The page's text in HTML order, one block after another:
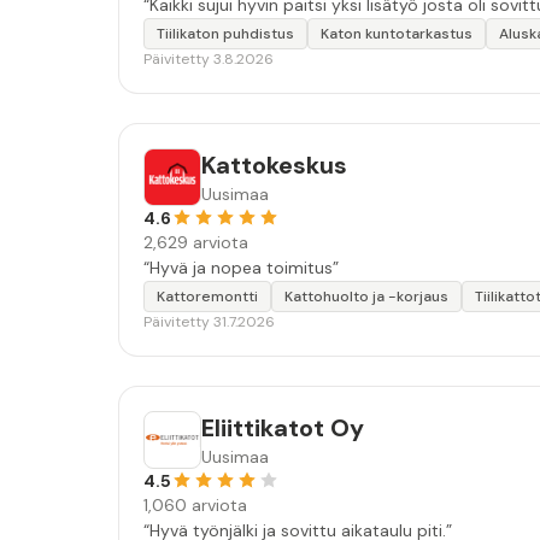
“Kaikki sujui hyvin paitsi yksi lisätyö josta oli
Tiilikaton puhdistus Katon kuntotarkastus
Päivitetty 3.8.2026
Kattokeskus
Uusimaa
4.6
2,629 arviota
“Hyvä ja nopea toimitus”
Kattoremontti Kattohuolto ja -korjaus
Päivitetty 31.7.2026
Eliittikatot Oy
Uusimaa
4.5
1,060 arviota
“Hyvä työnjälki ja sovittu aikataulu piti.”